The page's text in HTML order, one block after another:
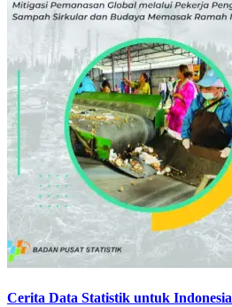
Cerita Data Statistik untuk Indonesia